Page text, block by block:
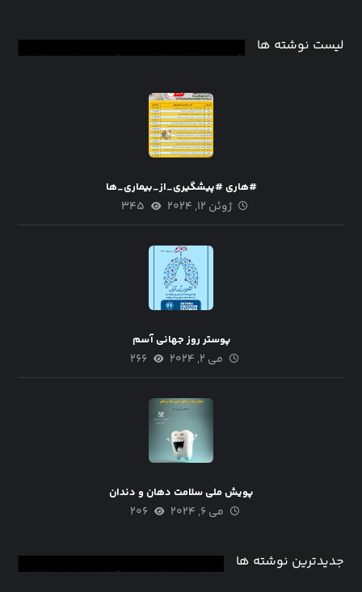
لیست نوشته ها
#هاری #پیشگیری_از_بیماری_ها
ژوئن ۱۲, ۲۰۲۴ ۳۴۵
پوستر روز جهانی آسم
می ۲, ۲۰۲۴ ۲۶۶
پویش ملی سلامت دهان و دندان
می ۶, ۲۰۲۴ ۲۰۶
جدیدترین نوشته ها